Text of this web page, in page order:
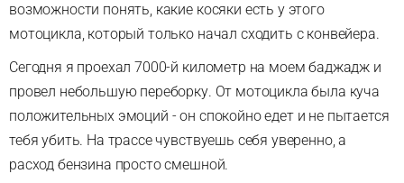
возможности понять, какие косяки есть у этого
мотоцикла, который только начал сходить с конвейера.
Сегодня я проехал 7000-й километр на моем баджадж и
провел небольшую переборку. От мотоцикла была куча
положительных эмоций - он спокойно едет и не пытается
тебя убить. На трассе чувствуешь себя уверенно, а
расход бензина просто смешной.